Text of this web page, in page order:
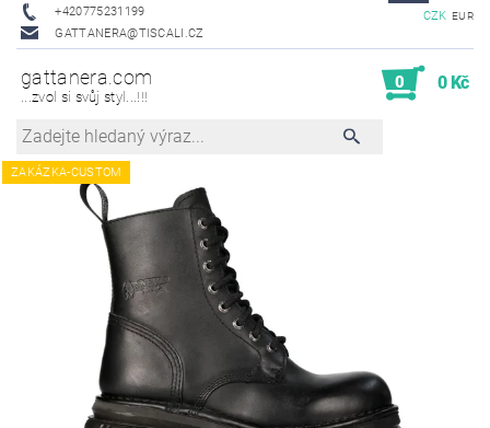
+420775231199
GATTANERA@TISCALI.CZ
CZK EUR
gattanera.com
...zvol si svůj styl...!!!
0 0 Kč
ZAKÁZKA-CUSTOM